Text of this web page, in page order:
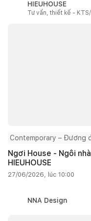
HIEUHOUSE
Tư vấn, thiết kế -
Contemporary – Đương
Ngơi House - Ngôi
HIEUHOUSE
27/06/2026, lúc 10:00
NNA Design